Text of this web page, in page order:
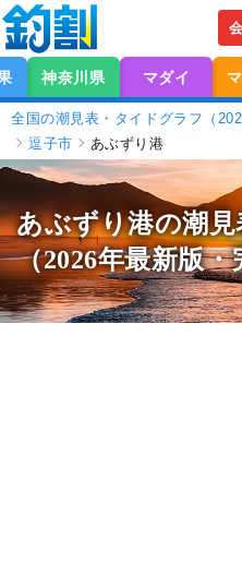
神奈川県 マダイ
全国の潮見表・タイドグラフ（
逗子市
あぶずり港
あぶずり港の潮見
（2026年最新版・